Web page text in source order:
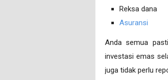
Reksa dana
Asuransi
Anda semua
investasi emas
juga tidak perlu